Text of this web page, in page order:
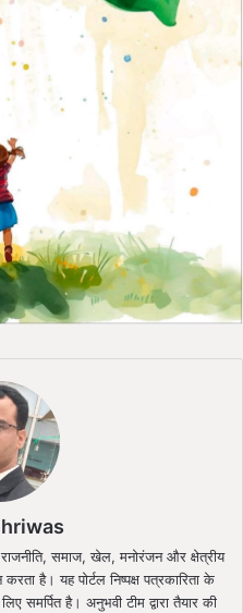
समाज, खेल, मनोरंजन और क्षेत्रीय
है। यह पोर्टल निष्पक्ष पत्रकारिता के
समर्पित है। अनुभवी टीम द्वारा तैयार की